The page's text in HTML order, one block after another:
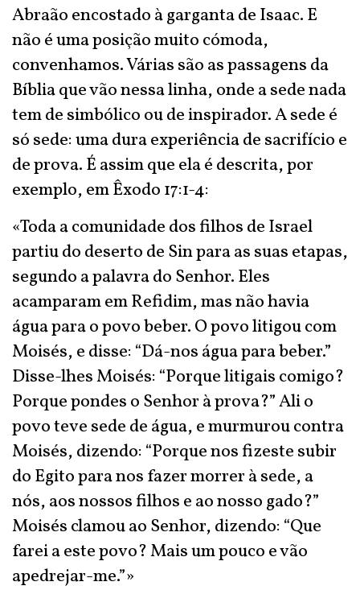
Abraão encostado à garganta de Isaac. E
não é uma posição muito cómoda,
convenhamos. Várias são as passagens da
Bíblia que vão nessa linha, onde a sede nada
tem de simbólico ou de inspirador. A sede é
só sede: uma dura experiência de sacrifício e
de prova. É assim que ela é descrita, por
exemplo, em Êxodo 17:1-4:
«Toda a comunidade dos filhos de Israel
partiu do deserto de Sin para as suas etapas,
segundo a palavra do Senhor. Eles
acamparam em Refidim, mas não havia
água para o povo beber. O povo litigou com
Moisés, e disse: “Dá-nos água para beber.”
Disse-lhes Moisés: “Porque litigais comigo?
Porque pondes o Senhor à prova?” Ali o
povo teve sede de água, e murmurou contra
Moisés, dizendo: “Porque nos fizeste subir
do Egito para nos fazer morrer à sede, a
nós, aos nossos filhos e ao nosso gado?”
Moisés clamou ao Senhor, dizendo: “Que
farei a este povo? Mais um pouco e vão
apedrejar-me.”»